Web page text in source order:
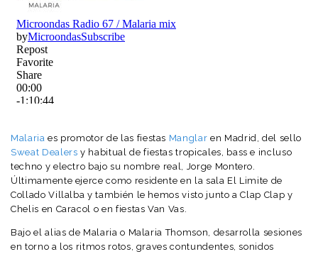
Malaria es promotor de las fiestas Manglar en Madrid, del sello
Sweat Dealers y habitual de fiestas tropicales, bass e incluso
techno y electro bajo su nombre real, Jorge Montero.
Últimamente ejerce como residente en la sala El Limite de
Collado Villalba y también le hemos visto junto a Clap Clap y
Chelis en Caracol o en fiestas Van Vas.
Bajo el alias de Malaria o Malaria Thomson, desarrolla sesiones
en torno a los ritmos rotos, graves contundentes, sonidos